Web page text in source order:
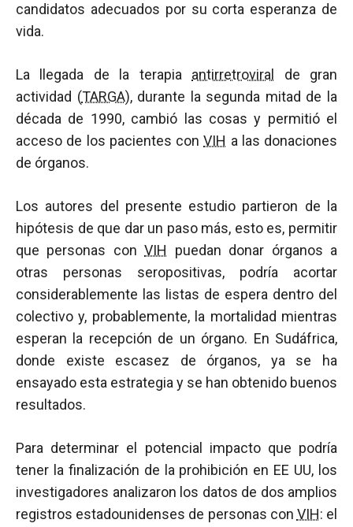
candidatos adecuados por su corta esperanza de
vida.
La llegada de la terapia antirretroviral
de gran
actividad (TARGA), durante la segunda mitad de la
década de 1990, cambió las cosas y permitió el
acceso de los pacientes conVIH a las donaciones
de órganos.
Los autores del presente estudio partieron de la
hipótesis de que dar un paso más, esto es, permitir
que personas conVIH
puedan donar órganos a
otras personas seropositivas, podría acortar
considerablemente las listas de espera dentro del
colectivo y, probablemente, la mortalidad mientras
esperan la recepción de un órgano. En Sudáfrica,
donde existe escasez de órganos, ya se ha
ensayado esta estrategia y se han obtenido buenos
resultados.
Para determinar el potencial impacto que podría
tener la finalización de la prohibición en EE UU, los
investigadores analizaron los datos de dos amplios
registros estadounidenses de personas con VIH: el